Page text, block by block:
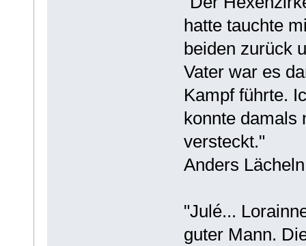
hatte tauchte
beiden zurück
Vater war es
Kampf führte.
konnte damals
versteckt."
Anders
"Julé...
guter Mann.